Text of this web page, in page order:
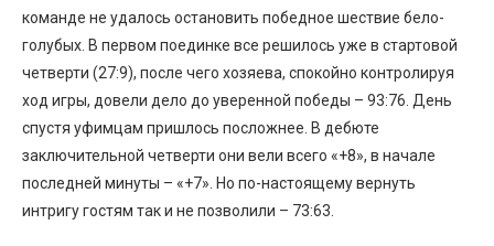
команде не удалось остановить победное шествие бело-
голубых. В первом поединке все решилось уже в стартовой
четверти (27:9), после чего хозяева, спокойно контролируя
ход игры, довели дело до уверенной победы – 93:76. День
спустя уфимцам пришлось посложнее. В дебюте
заключительной четверти они вели всего «+8», в начале
последней минуты – «+7». Но по-настоящему вернуть
интригу гостям так и не позволили – 73:63.